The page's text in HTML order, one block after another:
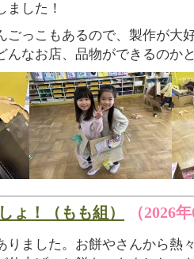
ました！
ごっこもあるので、製作が大
んなお店、品物ができるのか
ょ！（もも組） （2026
りました。お餅やさんから熱